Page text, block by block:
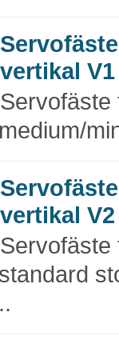
Servofäste
vertikal V1
Servofäste
Servofäste
vertikal V2
Servofäste